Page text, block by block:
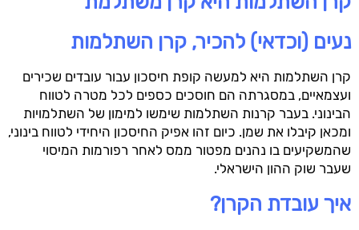
נעים (וכדאי) להכיר, קרן השתלמות
קרן השתלמות היא למעשה קופת חיסכון עבור עובדים שכירים
ועצמאיים, במסגרתה הם חוסכים כספים לכל מטרה לטווח
הבינוני. בעבר קרנות השתלמות שימשו למימון של השתלמויות
ומכאן קיבלו את שמן. כיום זהו אפיק החיסכון היחידי לטווח בינוני,
שהמשקיעים בו נהנים מפטור ממס לאחר רפורמות המיסוי
שעבר שוק ההון הישראלי.
איך עובדת הקרן?